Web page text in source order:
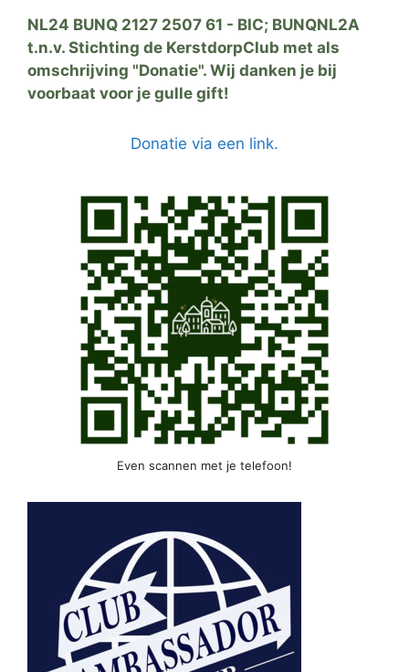
NL24 BUNQ 2127 2507 61 - BIC; BUNQNL2A
t.n.v. Stichting de KerstdorpClub met als
omschrijving "Donatie". Wij danken je bij
voorbaat voor je gulle gift!
Donatie via een link.
Even scannen met je telefoon!